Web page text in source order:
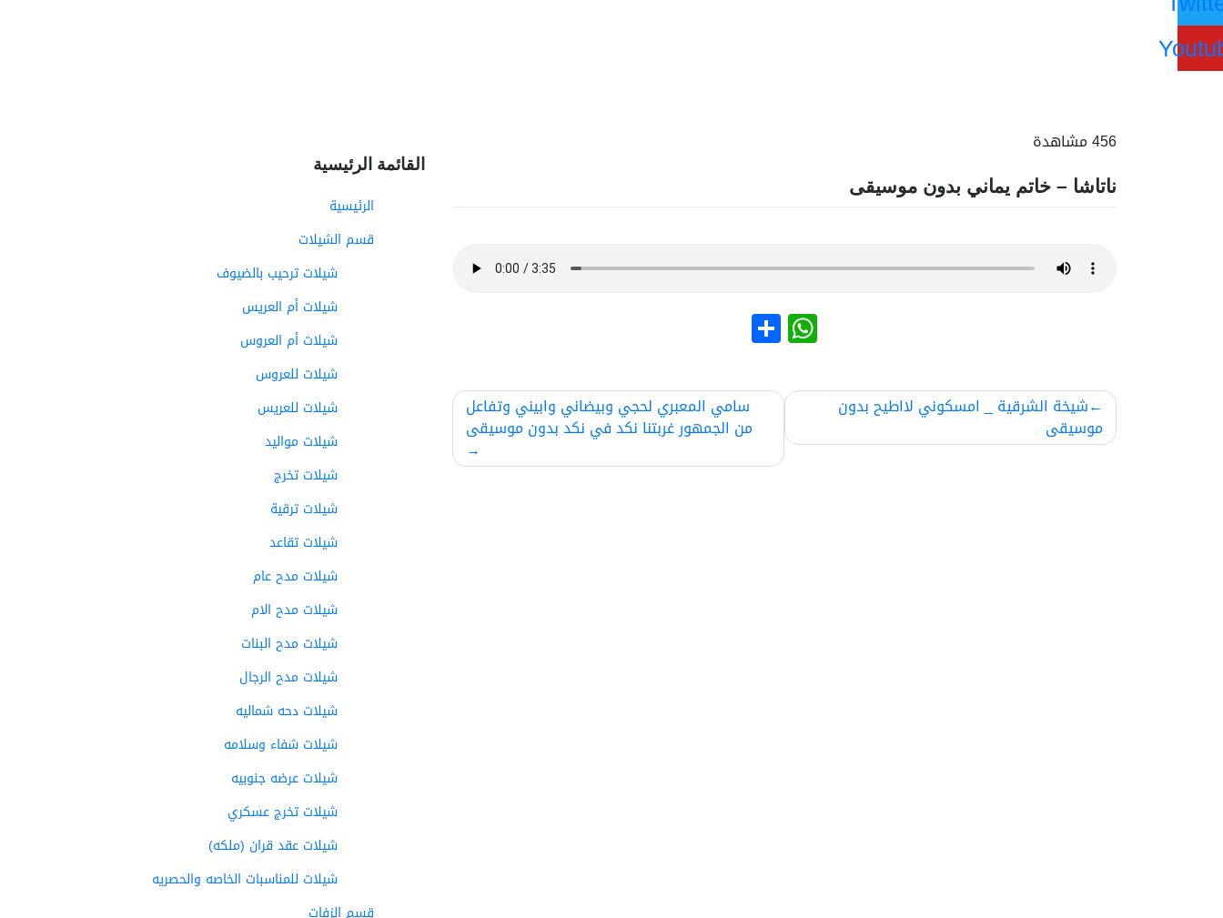
456 مشاهدة
ناتاشا – خاتم يماني بدون موسيقى
WhatsApp
تصفّح
المقالات
شيخة الشرقية _ امسكوني لااطيح بدون
موسيقى
سامي المعبري لحجي وبيضاني وابيني وتفاعل
من الجمهور غربتنا نكد في نكد بدون موسيقى
القائمة الرئيسية
الرئيسية
قسم الشيلات
شيلات ترحيب بالضيوف
شيلات أم العريس
شيلات أم العروس
شيلات للعروس
شيلات للعريس
شيلات مواليد
شيلات تخرج
شيلات ترقية
شيلات تقاعد
شيلات مدح عام
شيلات مدح الام
شيلات مدح البنات
شيلات مدح الرجال
شيلات دحه شماليه
شيلات شفاء وسلامه
شيلات عرضه جنوبيه
شيلات تخرج عسكري
شيلات عقد قران (ملكه)
شيلات للمناسبات الخاصه والحصريه
قسم الزفات